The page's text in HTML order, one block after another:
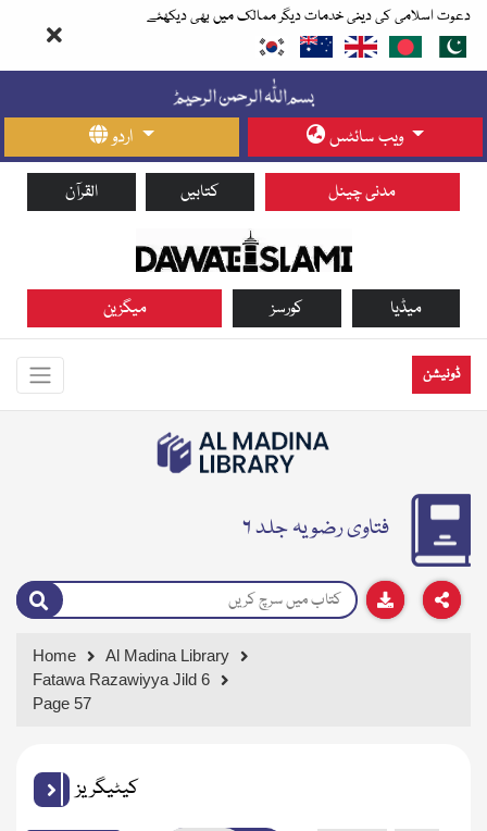
دعوت اسلامی کی دینی خدمات دیگر ممالک میں بھی دیکھئے
اردو ویب سائٹس
القرآن کتابیں مدنی چینل
میگزین کورسز میڈیا
ڈونیشن
فتاوی رضویہ جلد ۶
Home
Al Madina Library
Fatawa Razawiyya Jild 6
Page 57
کیٹیگریز